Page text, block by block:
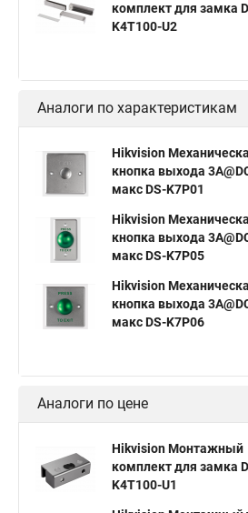
комплект для замка
K4T100-U2
Аналоги по характеристикам
Hikvision
кнопка выхода
макс DS-K7P01
Hikvision
кнопка выхода
макс DS-K7P05
Hikvision
кнопка выхода
макс DS-K7P06
Аналоги по цене
Hikvision Монтажный
комплект для замка
K4T100-U1